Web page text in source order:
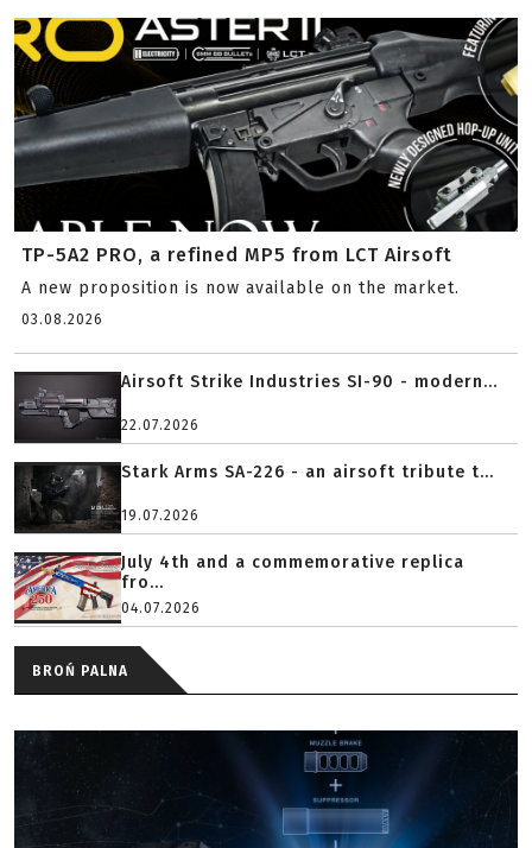
TP-5A2 PRO, a refined MP5 from LCT Airsoft
A new proposition is now available on the market.
03.08.2026
Airsoft Strike Industries SI-90 - modern...
22.07.2026
Stark Arms SA-226 - an airsoft tribute t...
19.07.2026
July 4th and a commemorative replica
fro...
04.07.2026
BROŃ PALNA